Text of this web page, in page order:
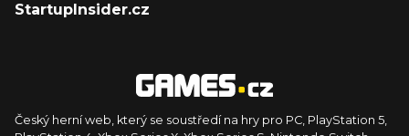
StartupInsider.cz
Český herní web, který se soustředí na hry pro PC, PlayStation 5,